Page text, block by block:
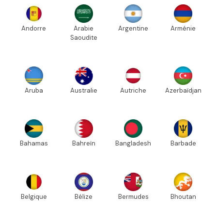
Andorre
Arabie
Saoudite
Argentine Arménie
Aruba Australie Autriche Azerbaïdjan
Bahamas Bahreïn Bangladesh Barbade
Belgique Bélize Bermudes Bhoutan